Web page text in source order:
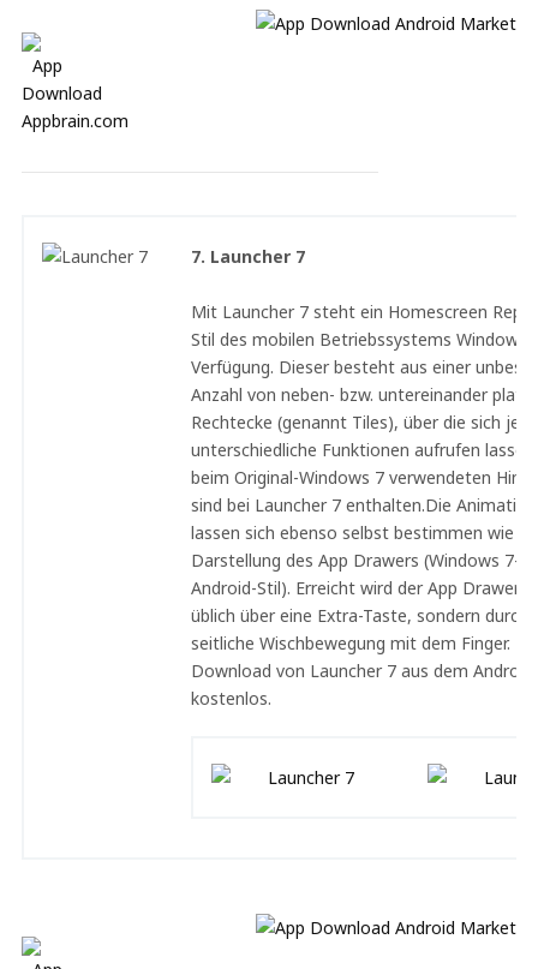
7. Launcher 7
Mit Launcher 7 steht ein Homescreen
Stil des mobilen Betriebssystems Windows
Verfügung. Dieser besteht aus einer
Anzahl von neben- bzw. untereinander
Rechtecke (genannt Tiles), über die sich
unterschiedliche Funktionen aufrufen
beim Original-Windows 7 verwendeten
sind bei Launcher 7 enthalten.Die
lassen sich ebenso selbst bestimmen wie
Darstellung des App Drawers (Windows 7-
Android-Stil). Erreicht wird der App Drawer
üblich über eine Extra-Taste, sondern durch
seitliche Wischbewegung mit dem Finger.
Download von Launcher 7 aus dem
kostenlos.